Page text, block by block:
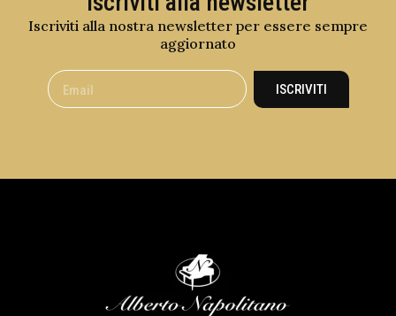
Iscriviti alla nostra newsletter per essere sempre
aggiornato
ISCRIVITI